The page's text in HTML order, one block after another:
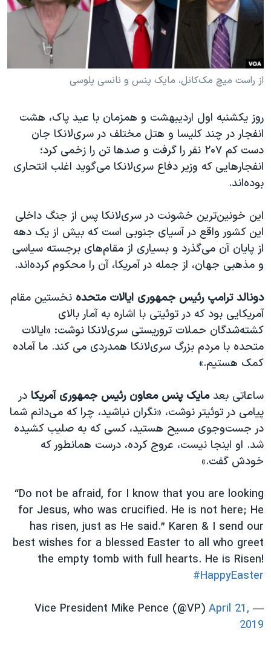
فرهنگ و زندگی
حقوق شهروندی
اقتصادی
علم و فناوری
گالری عکس
آرشیو پخش زنده
مستندها
انتخابات ریاست جمهوری آمریکا ۲۰۲۴
حمله جمهوری اسلامی به اسرائیل
رمز مهسا
اعتراضات زن، زندگی، آزادی
مجموعه مستندهای دادخواهی
تریبونال مردمی آبان ۹۸
دادگاه حمید نوری
قانون شفافیت دارائی کادر رهبری ایران
اعتراضات مردمی آبان ۹۸
اسرائیل در جنگ
نرگس محمدی برنده جایزه نوبل صلح
همایش محافظه‌کاران آمریکا «سی‌پک»
صفحه‌های ویژه
سفر پرزیدنت ترامپ به چین
دنبال کنید
از راست میچ مک‌کانل، مایک پنس و نانسی پلوسی
روز یکشنبه اول اردیبهشت و همزمان با عید پاک، هشت
انفجار در چند کلیسا و هتل مختلف در سری‌لانکا جان
دست کم ۲۰۷ نفر را گرفت و صدها تن را زخمی کرد؛
انفجارهایی که وزیر دفاع سری‌لانکا می‌گوید اغلب انتحاری
بوده‌اند.
این خونین‌ترین خشونت در سری‌لانکا پس از جنگ داخلی
این کشور واقع در آسیای جنوبی است که بیش از یک دهه
از پایان آن می‌گذرد و بسیاری از مقام‌های برجسته سیاسی
و مذهبی جهان، از جمله در آمریکا، آن را محکوم کرده‌اند.
دونالد ترامپ رئیس جمهوری ایالات متحده نخستین مقام
آمریکایی بود که در توئیتی با اشاره به آمار بالای
کشته‌شدگان حملات تروریستی سری‌لانکا نوشت:‌ «ایالات
متحده با مردم بزرگ سری‌لانکا همدردی می کند. ما آماده
کمک هستیم.»
ساعاتی بعدمایک پنس معاون رئیس جمهوری آمریکا در
پیامی در توئیتر نوشت، «نگران نباشید، چرا که می‌دانم شما
در جست‌وجوی مسیح هستید، کسی که به صلیب کشیده
شد. او اینجا نیست، عروج کرده، درست همانطور که
خودش گفت.»
“Do not be afraid, for I know that you are looking
for Jesus, who was crucified. He is not here; He
has risen, just as He said.” Karen & I send our
best wishes for a blessed Easter to all who greet
the empty tomb with full hearts. He is Risen!
#HappyEaster
— Vice President Mike Pence (@VP)
April 21,
2019